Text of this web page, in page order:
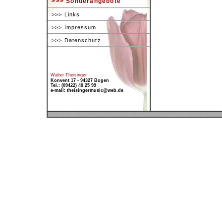
>>> Links
>>> Impressum
>>> Datenschutz
Walter Theisinger
Konvent 17 - 94327 Bogen
Tel.: (09422) 40 25 99
e-mail: theisingermusic@web.de